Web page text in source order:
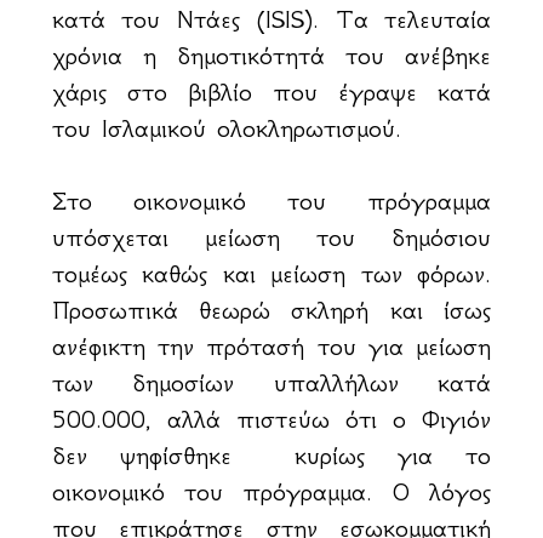
κατά του Ντάες (ISIS). Τα τελευταία
χρόνια η δημοτικότητά του ανέβηκε
χάρις στο βιβλίο που έγραψε κατά
του Ισλαμικού ολοκληρωτισμού.
Στο οικονομικό του πρόγραμμα
υπόσχεται μείωση του δημόσιου
τομέως καθώς και μείωση των φόρων.
Προσωπικά θεωρώ σκληρή και ίσως
ανέφικτη την πρότασή του για μείωση
των δημοσίων υπαλλήλων κατά
500.000, αλλά πιστεύω ότι ο Φιγιόν
δεν ψηφίσθηκε κυρίως για το
οικονομικό του πρόγραμμα. Ο λόγος
που επικράτησε στην εσωκομματική